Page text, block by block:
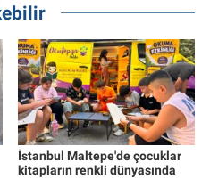
İstanbul Maltepe'de çocuklar
kitapların renkli dünyasında